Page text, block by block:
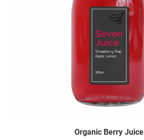
Organic Berry Juice